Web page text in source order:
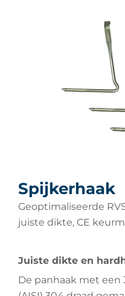
Spijkerhaak
Geoptimaliseerde
juiste dikte, CE
Juiste dikte en
De panhaak met een